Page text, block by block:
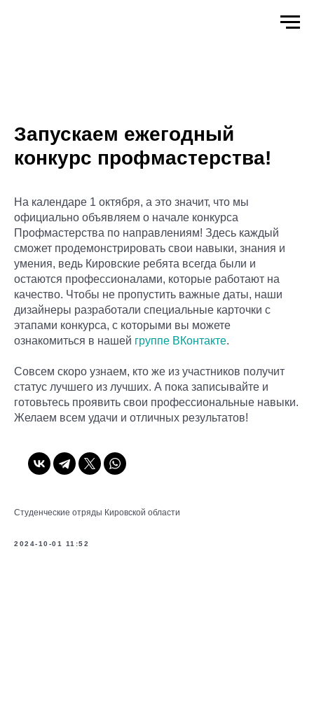
Запускаем ежегодный
конкурс профмастерства!
На календаре 1 октября, а это значит, что мы
официально объявляем о начале конкурса
Профмастерства по направлениям! Здесь каждый
сможет продемонстрировать свои навыки, знания и
умения, ведь Кировские ребята всегда были и
остаются профессионалами, которые работают на
качество. Чтобы не пропустить важные даты, наши
дизайнеры разработали специальные карточки с
этапами конкурса, с которыми вы можете
ознакомиться в нашей группе ВКонтакте.
Совсем скоро узнаем, кто же из участников получит
статус лучшего из лучших. А пока записывайте и
готовьтесь проявить свои профессиональные навыки.
Желаем всем удачи и отличных результатов!
Студенческие отряды Кировской области
2024-10-01 11:52